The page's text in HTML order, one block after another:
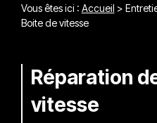
Vous êtes ici : Accueil >
Boite de vitesse
Réparation
vitesse